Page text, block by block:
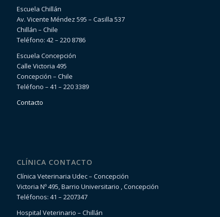
Escuela Chillán
Av. Vicente Méndez 595 – Casilla 537
Chillán – Chile
Teléfono: 42 – 220 8786
Escuela Concepción
Calle Victoria 495
Concepción – Chile
Teléfono – 41 – 220 3389
Contacto
CLÍNICA CONTACTO
Clínica Veterinaria Udec – Concepción
Victoria Nº 495, Barrio Universitario , Concepción
Teléfonos: 41 – 2207347
Hospital Veterinario – Chillán